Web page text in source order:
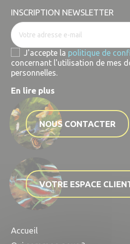
INSCRIPTION NEWSLETTER
J'accepte la politique de
concernant l'utilisation de mes
personnelles.
En lire plus
NOUS CONTACTER
VOTRE ESPACE
Accueil